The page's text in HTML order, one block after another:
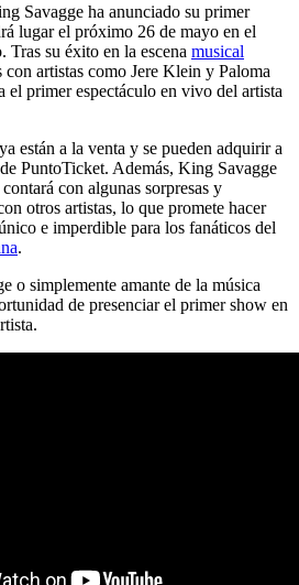
Savagge ha anunciado su primer
lugar el próximo 26 de mayo en el
Tras su éxito en la escena musical
artistas como Jere Klein y Paloma
el primer espectáculo en vivo del artista
están a la venta y se pueden adquirir a
PuntoTicket. Además, King Savagge
con algunas sorpresas y
otros artistas, lo que promete hacer
e imperdible para los fanáticos del
.
o simplemente amante de la música
de presenciar el primer show en